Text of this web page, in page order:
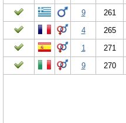
261
9
265
4
271
1
270
9